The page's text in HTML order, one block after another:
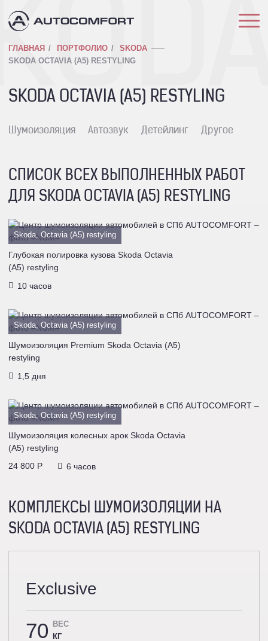
ГЛАВНАЯ ПОРТФОЛИО
SKODA
SKODA OCTAVIA (A5) RESTYLING
SKODA OCTAVIA (A5) RESTYLING
Шумоизоляция Автозвук Детейлинг Другое
СПИСОК ВСЕХ ВЫПОЛНЕННЫХ РАБОТ
ДЛЯ SKODA OCTAVIA (A5) RESTYLING
Skoda, Octavia (A5) restyling
Глубокая полировка кузова Skoda Octavia
(A5) restyling
10 часов
Skoda, Octavia (A5) restyling
Шумоизоляция Premium Skoda Octavia (A5)
restyling
1,5 дня
Skoda, Octavia (A5) restyling
Шумоизоляция колесных арок Skoda Octavia
(A5) restyling
24 800 P
6 часов
КОМПЛЕКСЫ ШУМОИЗОЛЯЦИИ НА
SKODA OCTAVIA (A5) RESTYLING
Exclusive
70
ВЕС
КГ